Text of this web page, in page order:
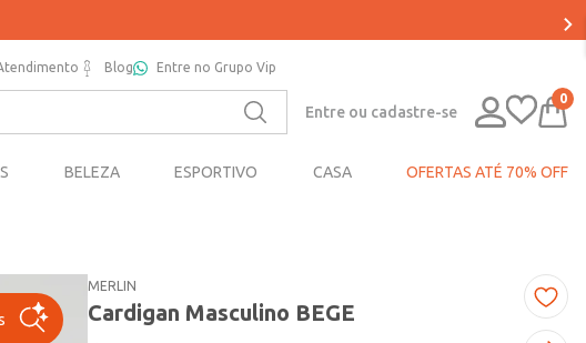
Blog Entre no Grupo Vip
Entre ou cadastre-se
0
BELEZA ESPORTIVO CASA OFERTAS ATÉ 70% OFF
MERLIN
Cardigan Masculino BEGE